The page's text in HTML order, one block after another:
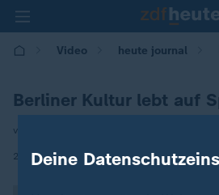
Video heute journal
Berliner Kultur lebt auf
von Christhard Läpple
27.04.2021 | 21:45
Deine